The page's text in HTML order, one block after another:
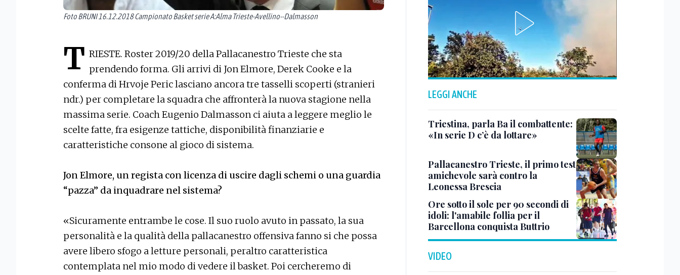
Foto BRUNI 16.12.2018 Campionato Basket serie A:Alma Trieste-Avellino--Dalmasson
T RIESTE. Roster 2019/20 della Pallacanestro Trieste che sta
prendendo forma. Gli arrivi di Jon Elmore, Derek Cooke e la
conferma di Hrvoje Peric lasciano ancora tre tasselli scoperti (stranieri
ndr.) per completare la squadra che affronterà la nuova stagione nella
massima serie. Coach Eugenio Dalmasson ci aiuta a leggere meglio le
scelte fatte, fra esigenze tattiche, disponibilità finanziarie e
caratteristiche consone al gioco di sistema.
Jon Elmore, un regista con licenza di uscire dagli schemi o una guardia
“pazza” da inquadrare nel sistema?
«Sicuramente entrambe le cose. Il suo ruolo avuto in passato, la sua
personalità e la qualità della pallacanestro offensiva fanno si che possa
avere libero sfogo a letture personali, peraltro caratteristica
contemplata nel mio modo di vedere il basket. Poi cercheremo di
LEGGI ANCHE
Triestina, parla Ba il combattente:
«In serie D c’è da lottare»
Pallacanestro Trieste, il primo test
amichevole sarà contro la
Leonessa Brescia
Ore sotto il sole per 90 secondi di
idoli: l'amabile follia per il
Barcellona conquista Buttrio
VIDEO